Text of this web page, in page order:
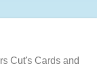
Cut's Cards and